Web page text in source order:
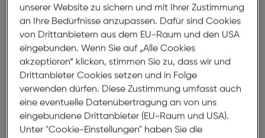
20mm
48mm
140mm
unserer Website zu sichern und mit Ihrer Zustimmung
an Ihre Bedürfnisse anzupassen. Dafür sind Cookies
von Drittanbietern aus dem EU-Raum und den USA
eingebunden. Wenn Sie auf „Alle Cookies
akzeptieren“ klicken, stimmen Sie zu, dass wir und
Drittanbieter Cookies setzen und in Folge
verwenden dürfen. Diese Zustimmung umfasst auch
eine eventuelle Datenübertragung an von uns
eingebundene Drittanbieter (EU-Raum und USA).
Unter "Cookie-Einstellungen" haben Sie die